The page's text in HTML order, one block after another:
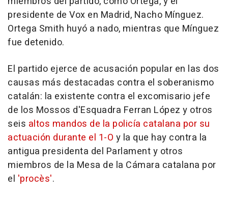
presidente de Vox en Madrid, Nacho Mínguez.
Ortega Smith huyó a nado, mientras que Mínguez
fue detenido.
El partido ejerce de acusación popular en las dos
causas más destacadas contra el soberanismo
catalán: la existente contra el excomisario jefe
de los Mossos d'Esquadra Ferran López y otros
seis altos mandos de la policía catalana por su
actuación durante el 1-O y la que hay contra la
antigua presidenta del Parlament y otros
miembros de la Mesa de la Cámara catalana por
el 'procès'.